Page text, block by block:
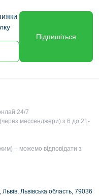
Підпишіться
24/7
мессенджери) з 6 до 21-
– можемо відповідати з
Львівська область, 79036